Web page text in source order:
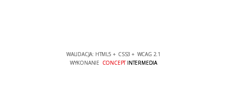
WALIDACJA: HTML5 + CSS3 + WCAG 2.1
WYKONANIE CONCEPTINTERMEDIA